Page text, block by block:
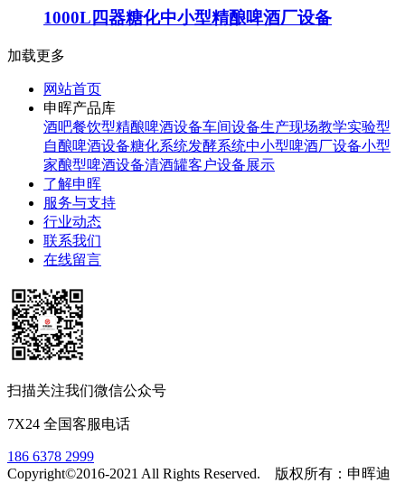
1000L四器糖化中小型精酿啤酒厂设备
加载更多
网站首页
申晖产品库
酒吧餐饮型精酿啤酒设备车间设备生产现场教学实验型
自酿啤酒设备糖化系统发酵系统中小型啤酒厂设备小型
家酿型啤酒设备清酒罐客户设备展示
了解申晖
服务与支持
行业动态
联系我们
在线留言
扫描关注我们微信公众号
7X24 全国客服电话
186 6378 2999
Copyright©2016-2021 All Rights Reserved. 版权所有：申晖迪